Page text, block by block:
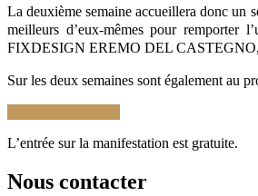
La deuxième semaine accueillera donc un
meilleurs d’eux-mêmes pour
FIXDESIGN EREMO DEL
Sur les deux semaines sont également au
L’entrée sur la manifestation est gratuite.
Nous contacter